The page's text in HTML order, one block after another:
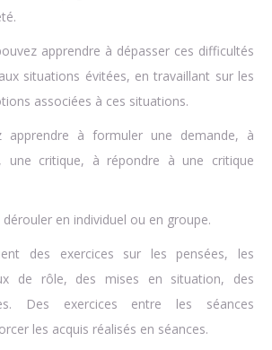
apprendre à dépasser ces difficultés
situations évitées, en travaillant sur les
associées à ces situations.
apprendre à formuler une demande, à
une critique, à répondre à une critique
en individuel ou en groupe.
des exercices sur les pensées, les
de rôle, des mises en situation, des
Des exercices entre les séances
les acquis réalisés en séances.